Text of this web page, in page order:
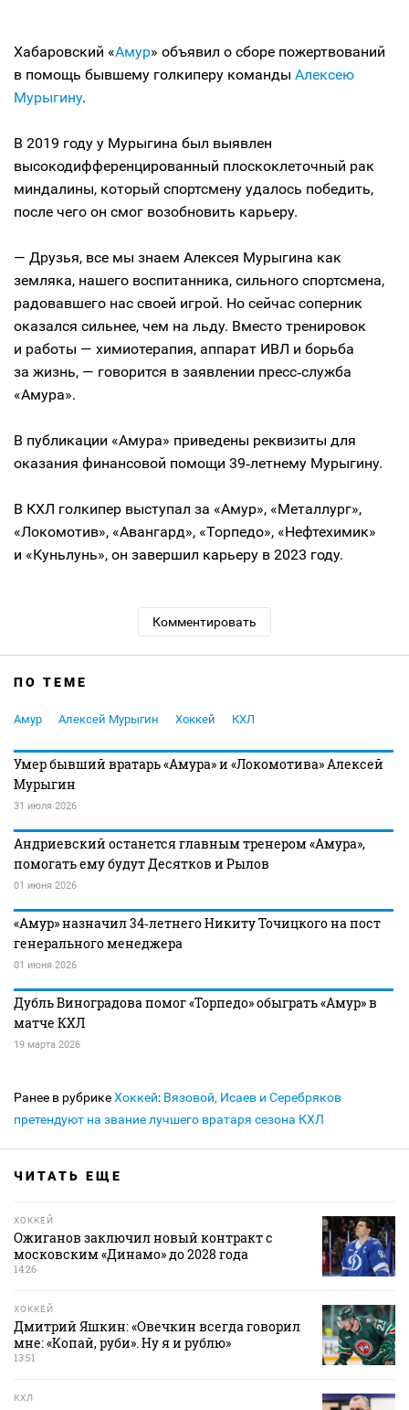
Хабаровский «Амур» объявил о сборе пожертвований
в помощь бывшему голкиперу команды Алексею
Мурыгину.
В 2019 году у Мурыгина был выявлен
высокодифференцированный плоскоклеточный рак
миндалины, который спортсмену удалось победить,
после чего он смог возобновить карьеру.
— Друзья, все мы знаем Алексея Мурыгина как
земляка, нашего воспитанника, сильного спортсмена,
радовавшего нас своей игрой. Но сейчас соперник
оказался сильнее, чем на льду. Вместо тренировок
и работы — химиотерапия, аппарат ИВЛ и борьба
за жизнь, — говорится в заявлении пресс‑служба
«Амура».
В публикации «Амура» приведены реквизиты для
оказания финансовой помощи 39‑летнему Мурыгину.
В КХЛ голкипер выступал за «Амур», «Металлург»,
«Локомотив», «Авангард», «Торпедо», «Нефтехимик»
и «Куньлунь», он завершил карьеру в 2023 году.
Комментировать
ПО ТЕМЕ
Амур Алексей Мурыгин Хоккей КХЛ
Умер бывший вратарь «Амура» и «Локомотива» Алексей
Мурыгин
31 июля 2026
Андриевский останется главным тренером «Амура»,
помогать ему будут Десятков и Рылов
01 июня 2026
«Амур» назначил 34‑летнего Никиту Точицкого на пост
генерального менеджера
01 июня 2026
Дубль Виноградова помог «Торпедо» обыграть «Амур» в
матче КХЛ
19 марта 2026
Ранее в рубрикеХоккей: Вязовой, Исаев и Серебряков
претендуют на звание лучшего вратаря сезона КХЛ
ЧИТАТЬ ЕЩЕ
ХОККЕЙ
Ожиганов заключил новый контракт с
московским «Динамо» до 2028 года
14:26
ХОККЕЙ
Дмитрий Яшкин: «Овечкин всегда говорил
мне: «Копай, руби». Ну я и рублю»
13:51
КХЛ